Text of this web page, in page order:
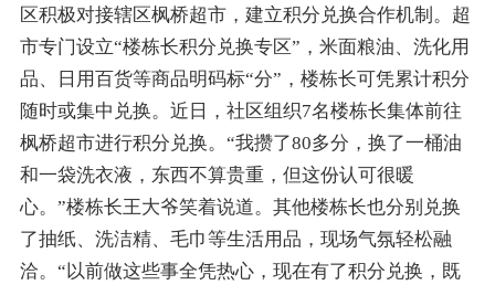
区积极对接辖区枫桥超市，建立积分兑换合作机制。超
市专门设立“楼栋长积分兑换专区”，米面粮油、洗化用
品、日用百货等商品明码标“分”，楼栋长可凭累计积分
随时或集中兑换。近日，社区组织7名楼栋长集体前往
枫桥超市进行积分兑换。“我攒了80多分，换了一桶油
和一袋洗衣液，东西不算贵重，但这份认可很暖
心。”楼栋长王大爷笑着说道。其他楼栋长也分别兑换
了抽纸、洗洁精、毛巾等生活用品，现场气氛轻松融
洽。“以前做这些事全凭热心，现在有了积分兑换，既